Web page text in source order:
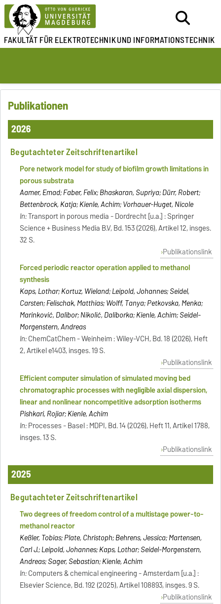
FAKULTÄT FÜR ELEKTROTECHNIKUND INFORMATIONSTECHNIK
Publikationen
2026
Begutachteter Zeitschriftenartikel
Pore network model for study of biofilm growth limitations in
porous substrata
Aamer, Emad; Faber, Felix; Bhaskaran, Supriya; Dürr, Robert;
Bettenbrock, Katja; Kienle, Achim; Vorhauer-Huget, Nicole
In:Transport in porous media - Dordrecht [u.a.] : Springer
Science + Business Media B.V, Bd. 153 (2026), Artikel 12, insges.
32 S.
Publikationslink
Forced periodic reactor operation applied to methanol
synthesis
Kaps, Lothar; Kortuz, Wieland; Leipold, Johannes; Seidel,
Carsten; Felischak, Matthias; Wolff, Tanya; Petkovska, Menka;
Marinković, Dalibor; Nikolić, Daliborka; Kienle, Achim; Seidel-
Morgenstern, Andreas
In:ChemCatChem - Weinheim : Wiley-VCH, Bd. 18 (2026), Heft
2, Artikel e1403, insges. 19 S.
Publikationslink
Efficient computer simulation of simulated moving bed
chromatographic processes with negligible axial dispersion,
linear and nonlinear noncompetitive adsorption isotherms
Pishkari, Rojiar; Kienle, Achim
In:Processes - Basel : MDPI, Bd. 14 (2026), Heft 11, Artikel 1788,
insges. 13 S.
Publikationslink
2025
Begutachteter Zeitschriftenartikel
Two degrees of freedom control of a multistage power-to-
methanol reactor
Keßler, Tobias; Plate, Christoph; Behrens, Jessica; Martensen,
Carl J.; Leipold, Johannes; Kaps, Lothar; Seidel-Morgenstern,
Andreas; Sager, Sebastian; Kienle, Achim
In:Computers & chemical engineering - Amsterdam [u.a.] :
Elsevier Science, Bd. 192 (2025), Artikel 108893, insges. 9 S.
Publikationslink